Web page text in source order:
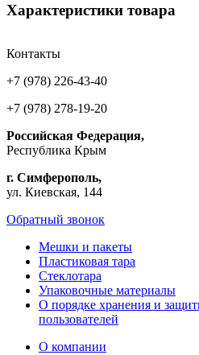
Характеристики товара
Контакты
+7 (978) 226-43-40
+7 (978) 278-19-20
Российская Федерация,
Республика Крым
г. Симферополь,
ул. Киевская, 144
Обратный звонок
Мешки и пакеты
Пластиковая тара
Стеклотара
Упаковочные материалы
О порядке хранения и
пользователей
О компании